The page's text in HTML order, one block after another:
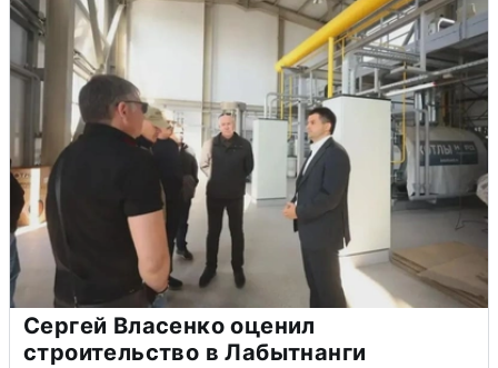
Сергей Власенко оценил
строительство в Лабытнанги